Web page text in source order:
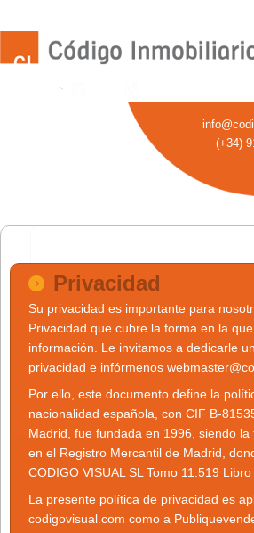
info@
(+34)
Privacidad
Su privacidad es importante para
Privacidad que cubre la forma en la
información. Le invitamos a dedicarle
privacidad e infórmenos
Por ello, este documento define la
nacionalidad española, con CIF B-
Madrid, fue fundada en 1996, siendo
en el Registro Mercantil de Madrid,
CODIGO VISUAL SL Tomo 11.519
La presente política de privacidad es
codigovisual.com como a